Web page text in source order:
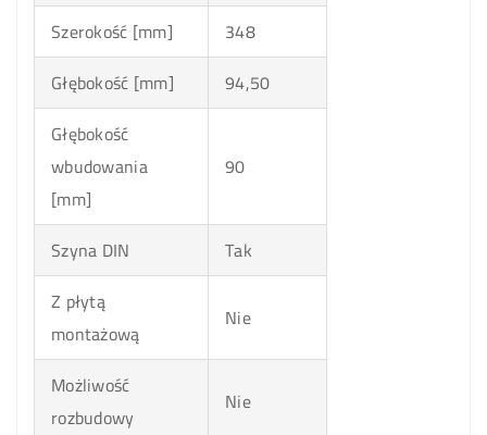
Szerokość [mm]
348
Głębokość [mm]
94,50
Głębokość
wbudowania
[mm]
90
Szyna DIN
Tak
Z płytą
montażową
Nie
Możliwość
rozbudowy
Nie